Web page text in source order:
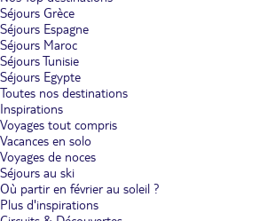
Séjours Grèce
Séjours Espagne
Séjours Maroc
Séjours Tunisie
Séjours Egypte
Toutes nos destinations
Inspirations
Voyages tout compris
Vacances en solo
Voyages de noces
Séjours au ski
Où partir en février au soleil ?
Plus d'inspirations